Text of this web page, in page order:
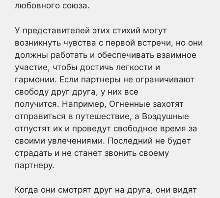
любовного союза.
У представителей этих стихий могут
возникнуть чувства с первой встречи, но они
должны работать и обеспечивать взаимное
участие, чтобы достичь легкости и
гармонии. Если партнеры не ограничивают
свободу друг друга, у них все
получится. Например, Огненные захотят
отправиться в путешествие, а Воздушные
отпустят их и проведут свободное время за
своими увлечениями. Последний не будет
страдать и не станет звонить своему
партнеру.
Когда они смотрят друг на друга, они видят